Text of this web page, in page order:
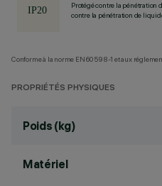
Protégé contre la pénétration
contre la pénétration de
Conforme à la norme EN60598-1 et aux
PROPRIÉTÉS PHYSIQUES
Poids (kg)
Matériel